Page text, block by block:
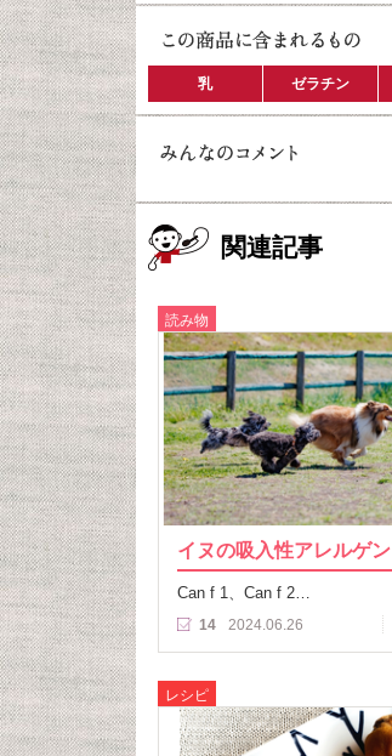
乳 ゼラチン
関連記事
読み物
イヌの吸入性アレルゲン
Can f 1、Can f 2…
14 2024.06.26
レシピ